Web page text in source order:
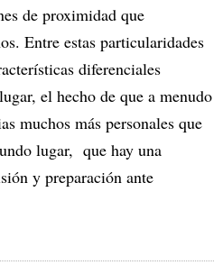
de proximidad que
Entre estas particularidades
diferenciales
el hecho de que a menudo
muchos más personales que
lugar, que hay una
y preparación ante